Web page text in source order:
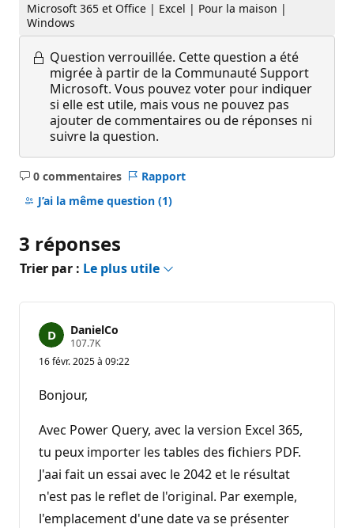
Microsoft 365 et Office | Excel | Pour la maison |
Windows
Question verrouillée. Cette question a été
migrée à partir de la Communauté Support
Microsoft. Vous pouvez voter pour indiquer
si elle est utile, mais vous ne pouvez pas
ajouter de commentaires ou de réponses ni
suivre la question.
0 commentaires
Aucun
commentaire
Rapport
J’ai la même question (1)
3 réponses
Trier par : Le plus utile
DanielCo
107.7KP
o
i
e
r
é
p
u
a
i
16 févr. 2025 à 09:22
Bonjour,
Avec Power Query, avec la version Excel 365,
tu peux importer les tables des fichiers PDF.
J'aai fait un essai avec le 2042 et le résultat
n'est pas le reflet de l'original. Par exemple,
l'emplacement d'une date va se présenter